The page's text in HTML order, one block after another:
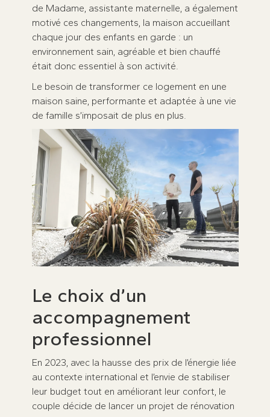
de Madame, assistante maternelle, a également
motivé ces changements, la maison accueillant
chaque jour des enfants en garde : un
environnement sain, agréable et bien chauffé
était donc essentiel à son activité.
Le besoin de transformer ce logement en une
maison saine, performante et adaptée à une vie
de famille s’imposait de plus en plus.
Le choix d’un
accompagnement
professionnel
En 2023, avec la hausse des prix de l’énergie liée
au contexte international et l’envie de stabiliser
leur budget tout en améliorant leur confort, le
couple décide de lancer un projet de rénovation